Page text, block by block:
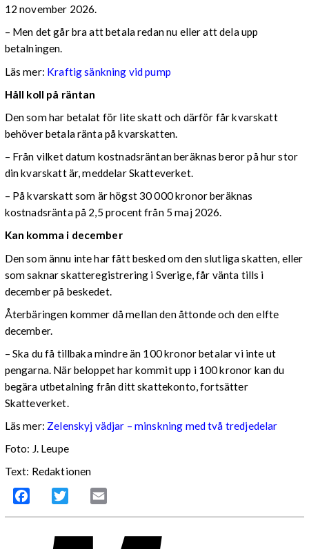
12 november 2026.
– Men det går bra att betala redan nu eller att dela upp
betalningen.
Läs mer: Kraftig sänkning vid pump
Håll koll på räntan
Den som har betalat för lite skatt och därför får kvarskatt
behöver betala ränta på kvarskatten.
– Från vilket datum kostnadsräntan beräknas beror på hur stor
din kvarskatt är, meddelar Skatteverket.
– På kvarskatt som är högst 30 000 kronor beräknas
kostnadsränta på 2,5 procent från 5 maj 2026.
Kan komma i december
Den som ännu inte har fått besked om den slutliga skatten, eller
som saknar skatteregistrering i Sverige, får vänta tills i
december på beskedet.
Återbäringen kommer då mellan den åttonde och den elfte
december.
– Ska du få tillbaka mindre än 100 kronor betalar vi inte ut
pengarna. När beloppet har kommit upp i 100 kronor kan du
begära utbetalning från ditt skattekonto, fortsätter
Skatteverket.
Läs mer: Zelenskyj vädjar – minskning med två tredjedelar
Foto: J. Leupe
Text: Redaktionen
Facebook Twitter